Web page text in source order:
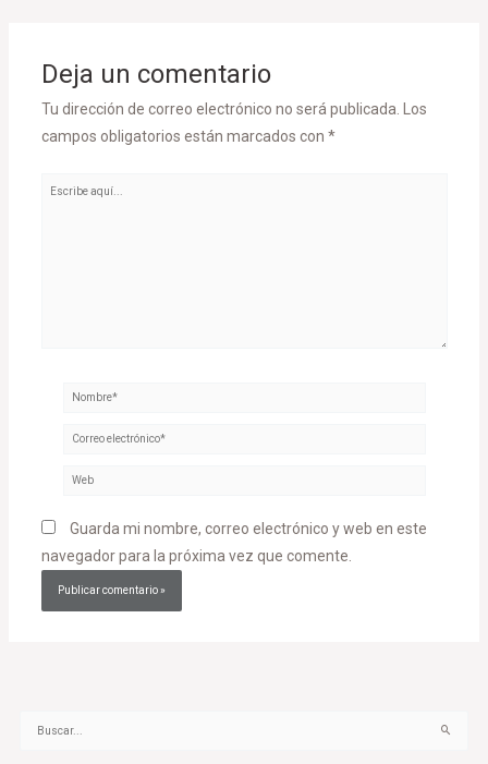
Deja un comentario
Tu dirección de correo electrónico no será publicada.
Los
campos obligatorios están marcados con *
Escribe
Nombre*
Correo
Web
Guarda mi nombre, correo electrónico y web en este
navegador para la próxima vez que comente.